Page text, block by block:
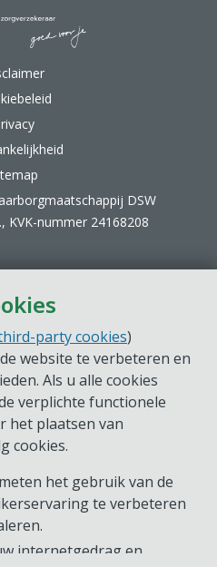
party cookies)
website te verbeteren en
Als u alle cookies
verplichte functionele
het plaatsen van
cookies.
meten het gebruik van de
te verbeteren
internetgedrag en
DSW
KVK-nummer 24168208